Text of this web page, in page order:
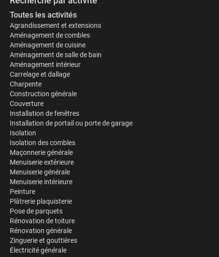
Toutes les activités
Agrandissement et extensions
Aménagement de combles
Aménagement de cuisine
Aménagement de salle de bain
Aménagement intérieur
Carrelage et dallage
Charpente
Construction générale
Couverture
Installation de fenêtres
Installation de portail ou porte de garage
Isolation
Isolation des combles
Maçonnerie générale
Menuiserie extérieure
Menuiserie générale
Menuiserie intérieure
Peinture
Plâtrerie plaquisterie
Pose de parquets
Rénovation de toiture
Rénovation générale
Zinguerie et gouttières
Électricité générale